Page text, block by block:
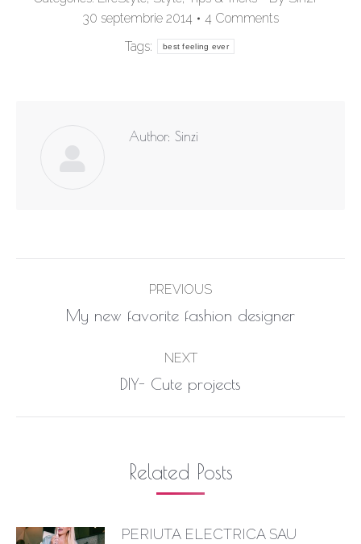
30 septembrie 2014
4 Comments
Tags:
best feeling ever
Author: Sinzi
navigation
PREVIOUS
Previous
My new favorite fashion designer
NEXT
Next
DIY- Cute projects
Related Posts
PERIUTA ELECTRICA SAU